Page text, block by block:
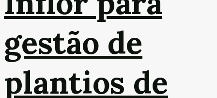
gestão de
plantios de